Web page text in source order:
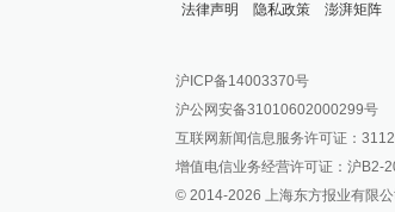
法律声明 隐私政策 澎湃矩阵
澎湃新闻公众号
澎湃新闻抖音号
派生万物开放平
IP SHANGHAI
报料邮箱:
沪ICP备14003370号
沪公网安备31010602000299号
互联网新闻信息服务许可证：
增值电信业务经营许可证：沪B2-
© 2014-2026 上海东方报业有限公